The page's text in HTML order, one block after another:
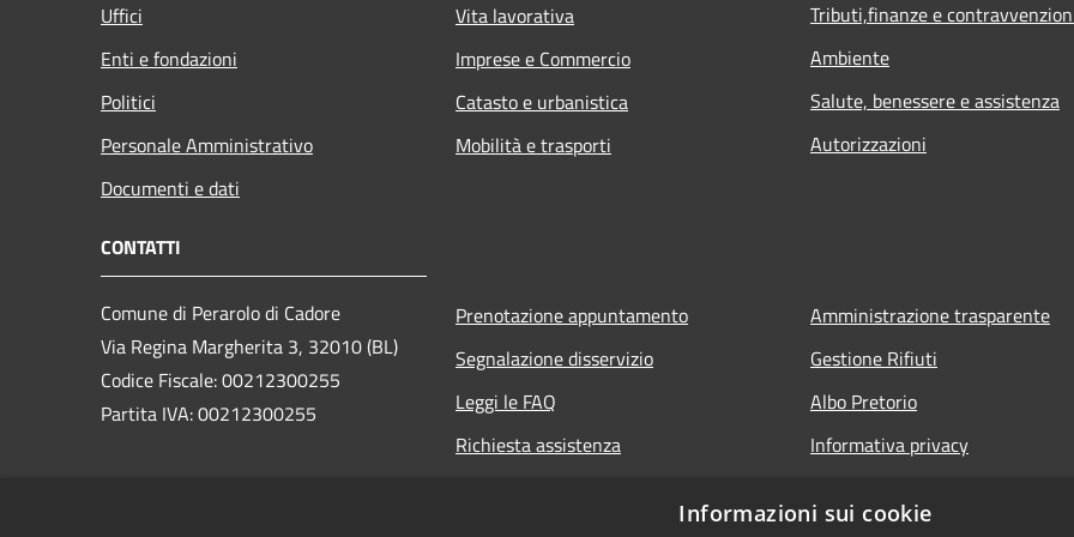
Uffici
Enti e fondazioni
Politici
Personale Amministrativo
Documenti e dati
Vita lavorativa
Imprese e Commercio
Catasto e urbanistica
Mobilità e trasporti
Tributi,finanze e
Ambiente
Salute, benessere e assistenza
Autorizzazioni
CONTATTI
Comune di Perarolo di Cadore
Via Regina Margherita 3, 32010 (BL)
Codice Fiscale: 00212300255
Partita IVA: 00212300255
Prenotazione appuntamento
Segnalazione disservizio
Leggi le FAQ
Richiesta assistenza
Amministrazione trasparente
Gestione Rifiuti
Albo Pretorio
Informativa privacy
Dichiarazione di accessibilità
Informazioni sui cookie